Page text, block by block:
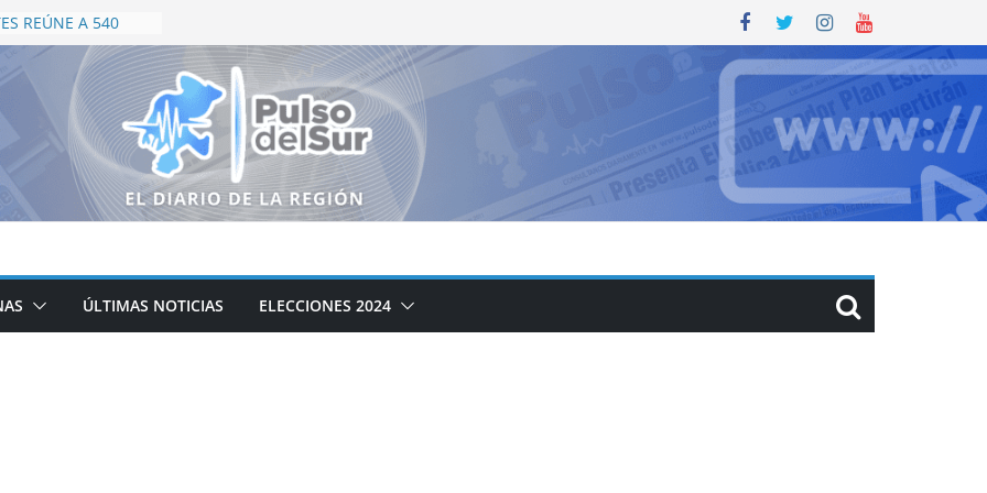
REÚNE A 540
CAMPEONATO
INSPIRA Y
NARANJA
CAMPEONES EN
LA PALMA
PARA TARJETA
50% EN
TURÍSTICOS
MEJÍA HARO
DE
ÚLTIMAS NOTICIAS ELECCIONES 2024